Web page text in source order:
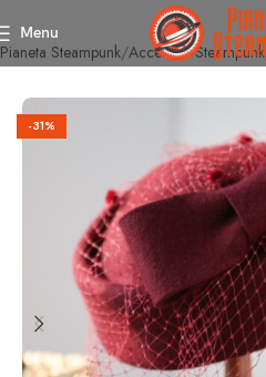
Menu
Pianeta Steampunk Accessori Steampunk
-31%